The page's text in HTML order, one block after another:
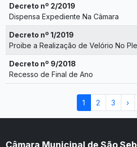
Decreto nº 2/2019
Dispensa Expediente Na Câmara
Decreto nº 1/2019
Proibe a Realização de Velório No
Decreto nº 9/2018
Recesso de Final de Ano
1 2 3 ›
Câmara Municipal de São